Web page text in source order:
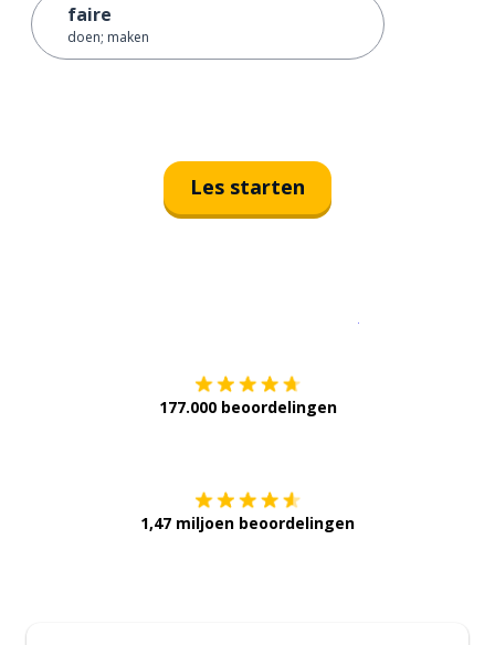
faire
doen; maken
Les starten
177.000 beoordelingen
1,47 miljoen beoordelingen